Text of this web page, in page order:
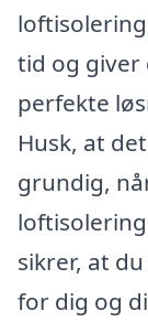
tid og giver
perfekte
Husk, at
grundig,
sikrer, at
for dig og